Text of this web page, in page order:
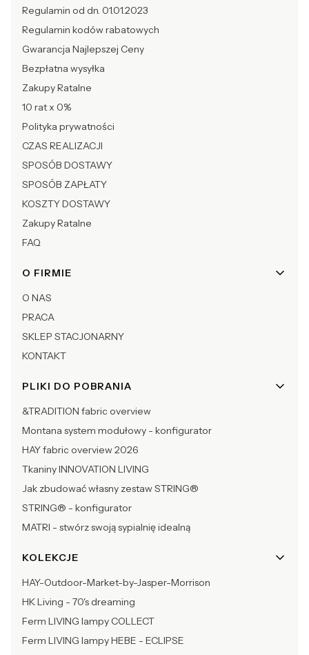
Regulamin od dn. 01.01.2023
Regulamin kodów rabatowych
Gwarancja Najlepszej Ceny
Bezpłatna wysyłka
Zakupy Ratalne
10 rat x 0%
Polityka prywatności
CZAS REALIZACJI
SPOSÓB DOSTAWY
SPOSÓB ZAPŁATY
KOSZTY DOSTAWY
Zakupy Ratalne
FAQ
O FIRMIE
O NAS
PRACA
SKLEP STACJONARNY
KONTAKT
PLIKI DO POBRANIA
&TRADITION fabric overview
Montana system modułowy - konfigurator
HAY fabric overview 2026
Tkaniny INNOVATION LIVING
Jak zbudować własny zestaw STRING®
STRING® - konfigurator
MATRI - stwórz swoją sypialnię idealną
KOLEKCJE
HAY-Outdoor-Market-by-Jasper-Morrison
HK Living - 70's dreaming
Ferm LIVING lampy COLLECT
Ferm LIVING lampy HEBE - ECLIPSE